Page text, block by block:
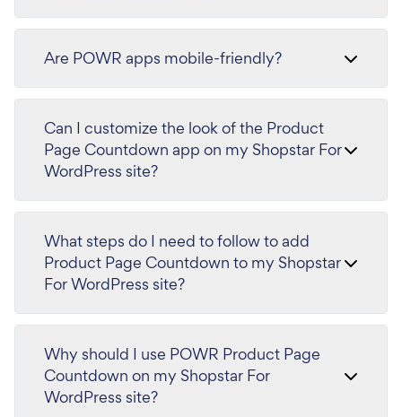
Are POWR apps mobile-friendly?
Can I customize the look of the Product
Page Countdown app on my Shopstar For
WordPress site?
What steps do I need to follow to add
Product Page Countdown to my Shopstar
For WordPress site?
Why should I use POWR Product Page
Countdown on my Shopstar For
WordPress site?